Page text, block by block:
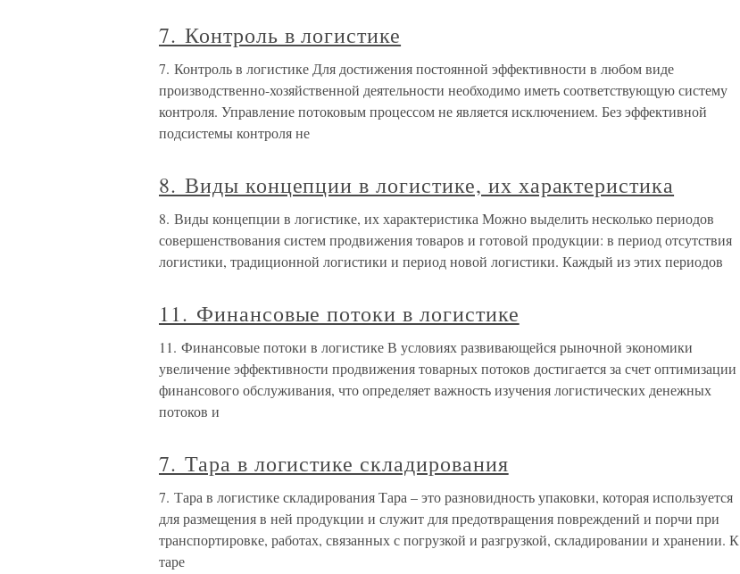
7. Контроль в логистике
7. Контроль в логистике Для достижения постоянной эффективности в любом виде
производственно-хозяйственной деятельности необходимо иметь соответствующую систему
контроля. Управление потоковым процессом не является исключением. Без эффективной
подсистемы контроля не
8. Виды концепции в логистике, их характеристика
8. Виды концепции в логистике, их характеристика Можно выделить несколько периодов
совершенствования систем продвижения товаров и готовой продукции: в период отсутствия
логистики, традиционной логистики и период новой логистики. Каждый из этих периодов
11. Финансовые потоки в логистике
11. Финансовые потоки в логистике В условиях развивающейся рыночной экономики
увеличение эффективности продвижения товарных потоков достигается за счет оптимизации
финансового обслуживания, что определяет важность изучения логистических денежных
потоков и
7. Тара в логистике складирования
7. Тара в логистике складирования Тара – это разновидность упаковки, которая используется
для размещения в ней продукции и служит для предотвращения повреждений и порчи при
транспортировке, работах, связанных с погрузкой и разгрузкой, складировании и хранении. К
таре